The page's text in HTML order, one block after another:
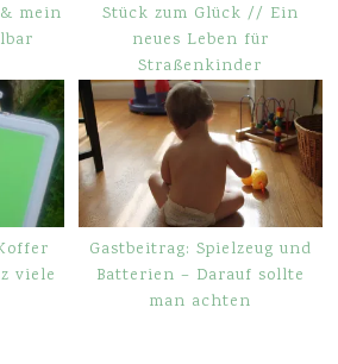
mein
Stück zum Glück // Ein
neues Leben für
Straßenkinder
viele
Gastbeitrag: Spielzeug und
Batterien – Darauf sollte
man achten